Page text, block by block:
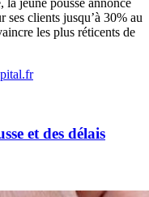
la jeune pousse annonce
clients jusqu’à 30% au
les plus réticents de
et des délais